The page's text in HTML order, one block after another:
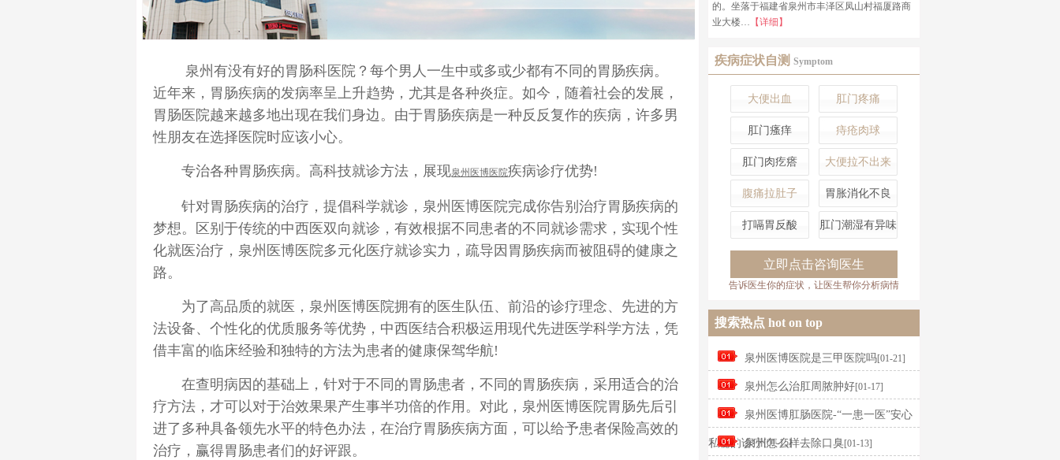
泉州有没有好的胃肠科医院？每个男人一生中或多或少都有不同的胃肠疾病。
近年来， 胃肠疾病的发病率呈上升趋势，尤其是各种炎症。如今，随着社会的发展，
胃肠医院越来越多地出现在我们身边。由于胃肠疾病是一种反反复作的疾病，许多男
性朋友在选择医院时应该小心。
专治各种胃肠疾病。高科技就诊方法，展现泉州医博医院疾病诊疗优势!
针对胃肠疾病的治疗，提倡科学就诊，泉州医博医院完成你告别治疗胃肠疾病的
梦想。区别于传统的中西医双向就诊，有效根据不同患者的不同就诊需求，实现个性
化就医治疗，泉州医博医院多元化医疗就诊实力，疏导因胃肠疾病而被阻碍的健康之
路。
为了高品质的就医，泉州医博医院拥有的医生队伍、前沿的诊疗理念、先进的方
法设备、个性化的优质服务等优势，中西医结合积极运用现代先进医学科学方法，凭
借丰富的临床经验和独特的方法为患者的健康保驾华航!
在查明病因的基础上，针对于不同的胃肠患者，不同的胃肠疾病，采用适合的治
疗方法，才可以对于治效果果产生事半功倍的作用。对此，泉州医博医院胃肠先后引
进了多种具备领先水平的特色办法，在治疗胃肠疾病方面，可以给予患者保险高效的
治疗，赢得胃肠患者们的好评跟。
的。坐落于福建省泉州市丰泽区凤山村福厦路商
业大楼… 【详细】
疾病症状自测 Symptom
大便出血 肛门疼痛
肛门瘙痒 痔疮肉球
肛门肉疙瘩 大便拉不出来
腹痛拉肚子 胃胀消化不良
打嗝胃反酸 肛门潮湿有异味
立即点击咨询医生
告诉医生你的症状，让医生帮你分析病情
搜索热点 hot on top
泉州医博医院是三甲医院吗[01-21]
泉州怎么治肛周脓肿好[01-17]
泉州医博肛肠医院-“一患一医”安心
私秘的诊疗[01-15]
泉州怎么样去除口臭 [01-13]